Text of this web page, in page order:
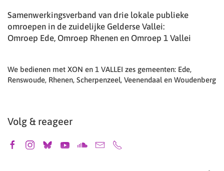
Samenwerkingsverband van drie lokale publieke
omroepen in de zuidelijke Gelderse Vallei:
Omroep Ede, Omroep Rhenen en Omroep 1 Vallei
We bedienen met XON en 1 VALLEI zes gemeenten: Ede,
Renswoude, Rhenen, Scherpenzeel, Veenendaal en Woudenberg
Volg & reageer